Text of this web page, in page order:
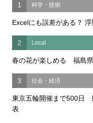
1 科学・技術
Excelにも誤差がある？
2 Local
春の花が楽しめる 福島
3 社会・経済
東京五輪開催まで500日
表